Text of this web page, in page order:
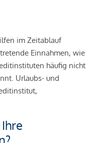
im Zeitablauf
Einnahmen, wie
häufig nicht
Urlaubs- und